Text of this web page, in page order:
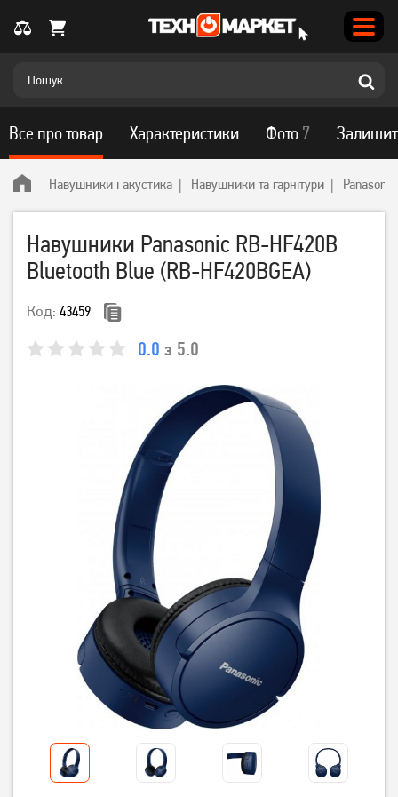
Навушники і акустика Навушники та гарнітури Panasonic
Навушники Panasonic RB-HF420B
Bluetooth Blue (RB-HF420BGEA)
Код: 43459
0.0 з 5.0
Все про товар Характеристики Фото 7